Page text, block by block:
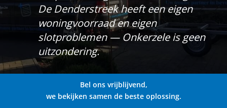
De Denderstreek heeft een eigen
woningvoorraad en eigen
slotproblemen — Onkerzele is geen
uitzondering.
Bel ons vrijblijvend,
we bekijken samen de beste oplossing.